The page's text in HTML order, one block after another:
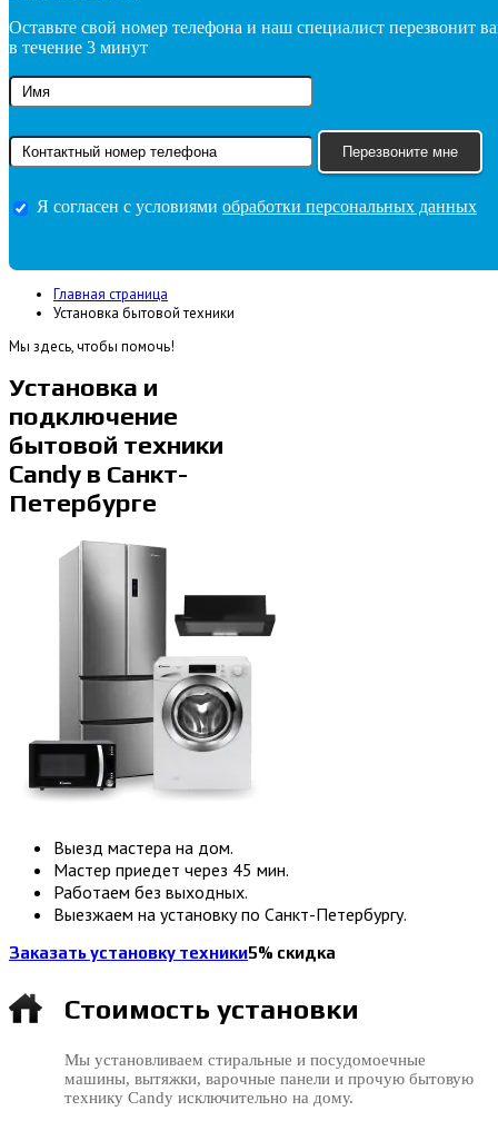
Оставьте свой номер телефона и наш специалист перезвонит
в течение 3 минут
Я согласен с условиями обработки персональных данных
Главная страница
Установка бытовой техники
Мы здесь, чтобы помочь!
Установка и
подключение
бытовой техники
Candy в Санкт-
Петербурге
Выезд мастера на дом.
Мастер приедет через 45 мин.
Работаем без выходных.
Выезжаем на установку по Санкт-Петербургу.
Заказать установку техники5% скидка
Стоимость установки
Мы установливаем стиральные и посудомоечные
машины, вытяжки, варочные панели и прочую бытовую
технику Candy исключительно на дому.